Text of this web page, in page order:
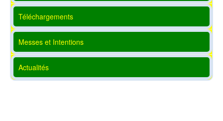
Téléchargements
Messes et Intentions
Actualités